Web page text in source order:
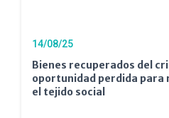
14/08/25
Bienes recuperados del
oportunidad perdida
el tejido social